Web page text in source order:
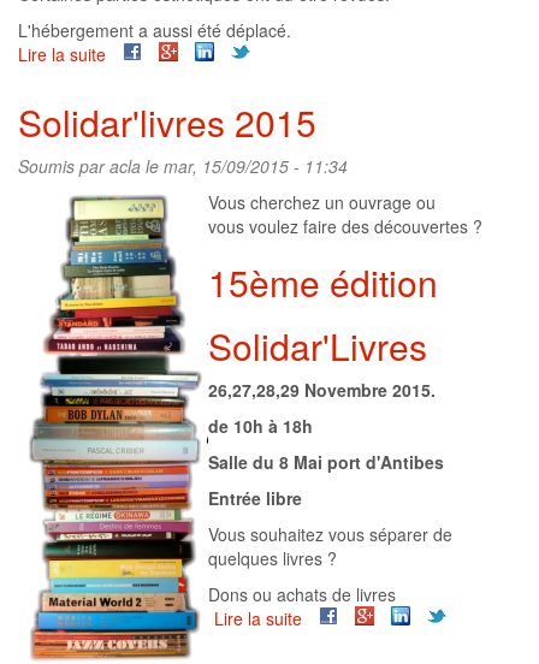
L'hébergement a aussi été déplacé.
Lire la suite de
jour
site
Solidar'livres 2015
Soumis paracla le mar, 15/09/2015 - 11:34
Vous cherchez un ouvrage ou
vous voulez faire des découvertes ?
15ème édition
Solidar'Livres
26,27,28,29 Novembre 2015.
de 10h à 18h
Salle du 8 Mai port d'Antibes
Entrée libre
Vous souhaitez vous séparer de
quelques livres ?
Dons ou achats de livres
Lire la suite de